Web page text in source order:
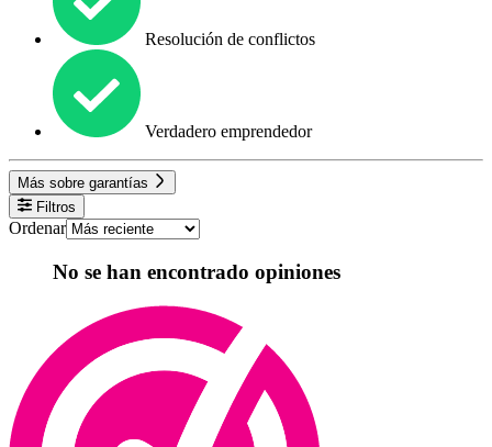
Resolución de conflictos
Verdadero emprendedor
Más sobre garantías
Filtros
Ordenar
No se han encontrado opiniones